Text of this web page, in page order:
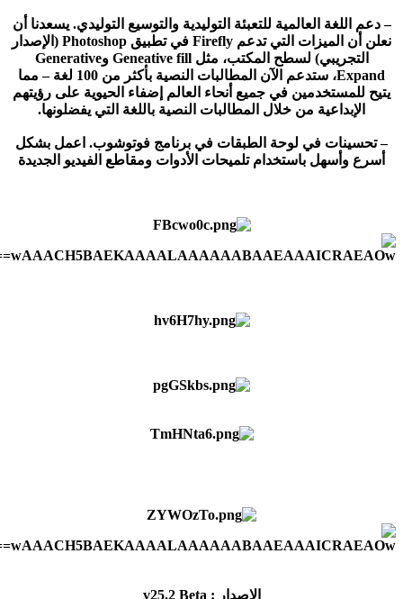
– دعم اللغة العالمية للتعبئة التوليدية والتوسيع التوليدي. يسعدنا أن
نعلن أن الميزات التي تدعم Firefly في تطبيق Photoshop (الإصدار
التجريبي) لسطح المكتب، مثل Geneative fill وGenerative
Expand، ستدعم الآن المطالبات النصية بأكثر من 100 لغة – مما
يتيح للمستخدمين في جميع أنحاء العالم إضفاء الحيوية على رؤيتهم
الإبداعية من خلال المطالبات النصية باللغة التي يفضلونها.
– تحسينات في لوحة الطبقات في برنامج فوتوشوب. اعمل بشكل
أسرع وأسهل باستخدام تلميحات الأدوات ومقاطع الفيديو الجديدة
الاصدار : v25.2 Beta